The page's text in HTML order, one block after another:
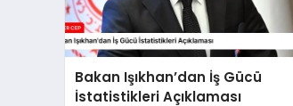
Bakan Işıkhan’dan İş Gücü
İstatistikleri Açıklaması